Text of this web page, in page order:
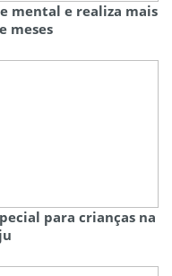
mental e realiza mais
meses
para crianças na